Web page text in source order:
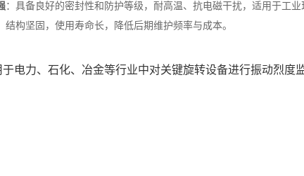
：具备良好的密封性和防护等级，耐高温、抗电磁干扰，适用于工业
结构坚固，使用寿命长，降低后期维护频率与成本。
电力、石化、冶金等行业中对关键旋转设备进行振动烈度